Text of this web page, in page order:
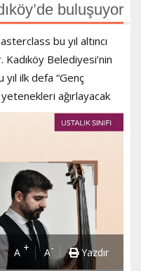
buluşuyor
bu yıl altıncı
Kadıköy Belediyesi’nin
yıl ilk defa “Genç
yetenekleri ağırlayacak
A + A- Yazdır